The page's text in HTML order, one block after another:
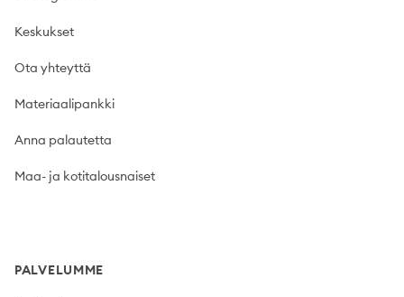
Keskukset
Ota yhteyttä
Materiaalipankki
Anna palautetta
Maa- ja kotitalousnaiset
PALVELUMME